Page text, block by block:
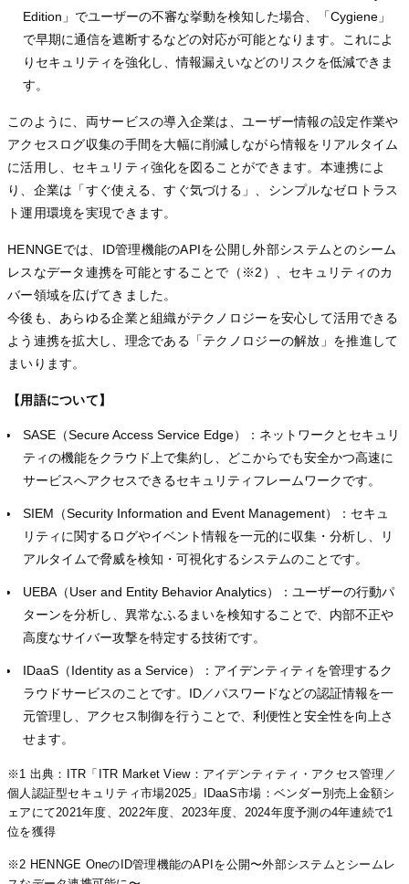
Edition」でユーザーの不審な挙動を検知した場合、「Cygiene」
で早期に通信を遮断するなどの対応が可能となります。これによ
りセキュリティを強化し、情報漏えいなどのリスクを低減できま
す。
このように、両サービスの導入企業は、ユーザー情報の設定作業や
アクセスログ収集の手間を大幅に削減しながら情報をリアルタイム
に活用し、セキュリティ強化を図ることができます。本連携によ
り、企業は「すぐ使える、すぐ気づける」、シンプルなゼロトラス
ト運用環境を実現できます。
HENNGEでは、ID管理機能のAPIを公開し外部システムとのシーム
レスなデータ連携を可能とすることで（※2）、セキュリティのカ
バー領域を広げてきました。
今後も、あらゆる企業と組織がテクノロジーを安心して活用できる
よう連携を拡大し、理念である「テクノロジーの解放」を推進して
まいります。
【用語について】
SASE（Secure Access Service Edge）：ネットワークとセキュリ
ティの機能をクラウド上で集約し、どこからでも安全かつ高速に
サービスへアクセスできるセキュリティフレームワークです。
SIEM（Security Information and Event Management）：セキュ
リティに関するログやイベント情報を一元的に収集・分析し、リ
アルタイムで脅威を検知・可視化するシステムのことです。
UEBA（User and Entity Behavior Analytics）：ユーザーの行動パ
ターンを分析し、異常なふるまいを検知することで、内部不正や
高度なサイバー攻撃を特定する技術です。
IDaaS（Identity as a Service）：アイデンティティを管理するク
ラウドサービスのことです。ID／パスワードなどの認証情報を一
元管理し、アクセス制御を行うことで、利便性と安全性を向上さ
せます。
※1 出典：ITR「ITR Market View：アイデンティティ・アクセス管理／
個人認証型セキュリティ市場2025」IDaaS市場：ベンダー別売上金額シ
ェアにて2021年度、2022年度、2023年度、2024年度予測の4年連続で1
位を獲得
※2 HENNGE OneのID管理機能のAPIを公開〜外部システムとシームレ